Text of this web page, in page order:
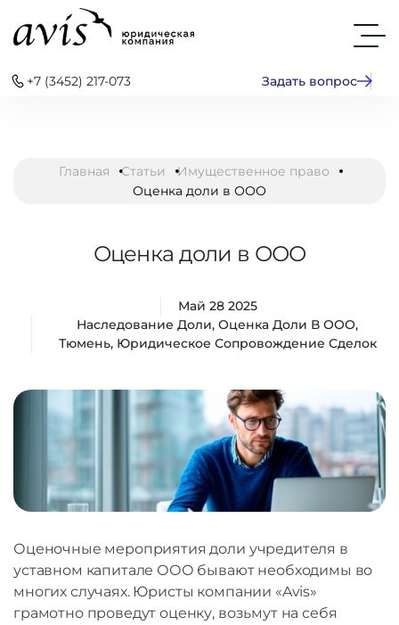
+7 (3452) 217-073 Задать вопрос
Главная Статьи
Имущественное право
Оценка доли в ООО
Оценка доли в ООО
Май 28 2025
Наследование Доли, Оценка Доли В ООО,
Тюмень, Юридическое Сопровождение Сделок
Оценочные мероприятия доли учредителя в
уставном капитале ООО бывают необходимы во
многих случаях. Юристы компании «Avis»
грамотно проведут оценку, возьмут на себя